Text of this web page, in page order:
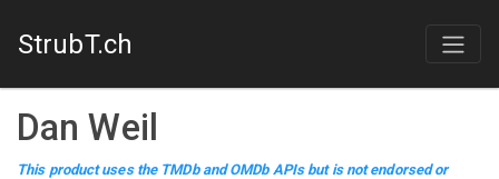
StrubT.ch
Dan Weil
This product uses the TMDb and OMDb APIs but is not endorsed or